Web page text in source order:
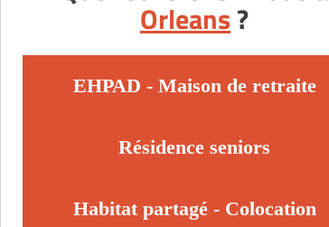
Pithiviers (45300)
Saint-Ay (45130)
Orleans?
EHPAD - Maison de retraite
Résidence seniors
Habitat partagé - Colocation